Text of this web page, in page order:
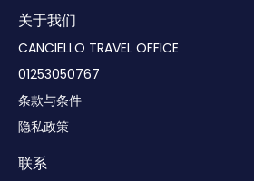
关于我们
CANCIELLO TRAVEL OFFICE
01253050767
条款与条件
隐私政策
联系